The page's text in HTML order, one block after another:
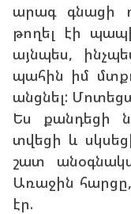
արագ գնացի
թողել էի
այնպես,
պահին իմ
անցնել:
Ես քանդեցի
տվեցի և
շատ
Առաջին
էր.